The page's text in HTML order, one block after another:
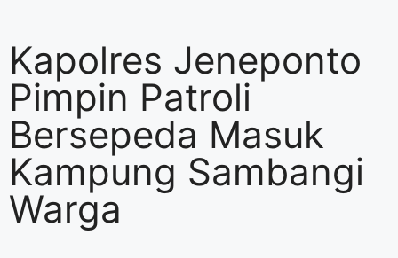
Kapolres Jeneponto
Pimpin Patroli
Bersepeda Masuk
Kampung Sambangi
Warga